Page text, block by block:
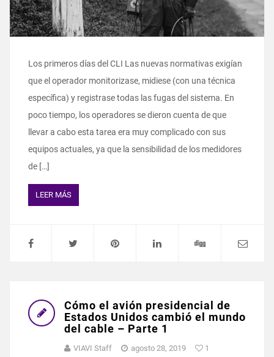
Los primeros días del CLI Las nuevas normativas exigían
que el operador monitorizase, midiese (con una técnica
específica) y registrase todas las fugas del sistema. En
poco tiempo, los operadores se dieron cuenta de que
llevar a cabo esta tarea era muy complicado con sus
equipos actuales, ya que la sensibilidad de los medidores
de […]
LEER MÁS
Cómo el avión presidencial de
Estados Unidos cambió el mundo
del cable – Parte 1
VIAVI Staff agosto 28, 2019 1